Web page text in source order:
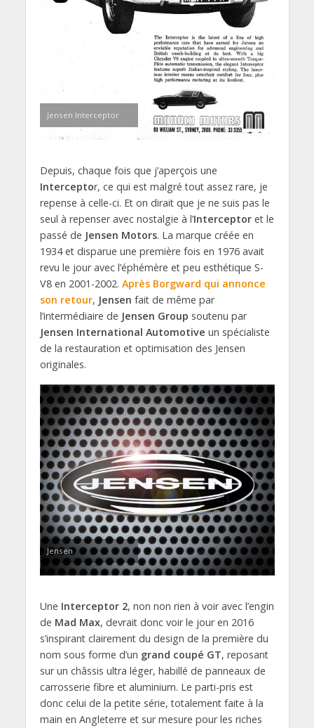
Jensen Interceptor
Depuis, chaque fois que j’aperçois une
Interceptor, ce qui est malgré tout assez rare, je
repense à celle-ci. Et on dirait que je ne suis pas le
seul à repenser avec nostalgie à l’Interceptoret le
passé de Jensen Motors. La marque créée en
1934 et disparue une première fois en 1976 avait
revu le jour avec l’éphémère et peu esthétique S-
V8 en 2001-2002. Après Borgward qui annonce
son retour, Jensen fait de même par
l’intermédiaire de Jensen Group soutenu par
Jensen International Automotive un spécialiste
de la restauration et optimisation des Jensen
originales.
Jensen
Une Interceptor 2, non non rien à voir avec l’engin
de Mad Max, devrait donc voir le jour en 2016
s’inspirant clairement du design de la première du
nom sous forme d’un grand coupé GT, reposant
sur un châssis ultra léger, habillé de panneaux de
carrosserie fibre et aluminium. Le parti-pris est
donc celui de la petite série, totalement faite à la
main en Angleterre et sur mesure pour les riches